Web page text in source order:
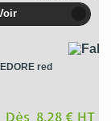
red
Dès 8,28 € HT